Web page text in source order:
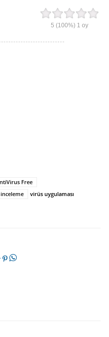
5 (100%) 1 oy
Free
virüs uygulaması